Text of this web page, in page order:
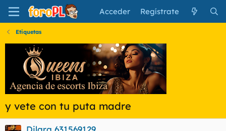
Acceder Regístrate
Etiquetas
y vete con tu puta madre